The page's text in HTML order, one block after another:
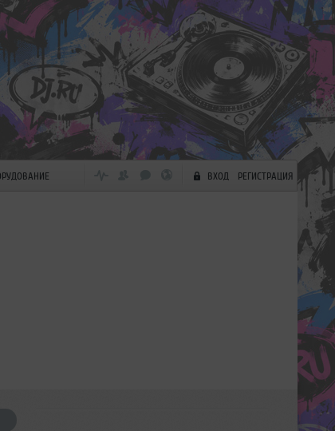
ВХОД РЕГИСТРАЦИЯ